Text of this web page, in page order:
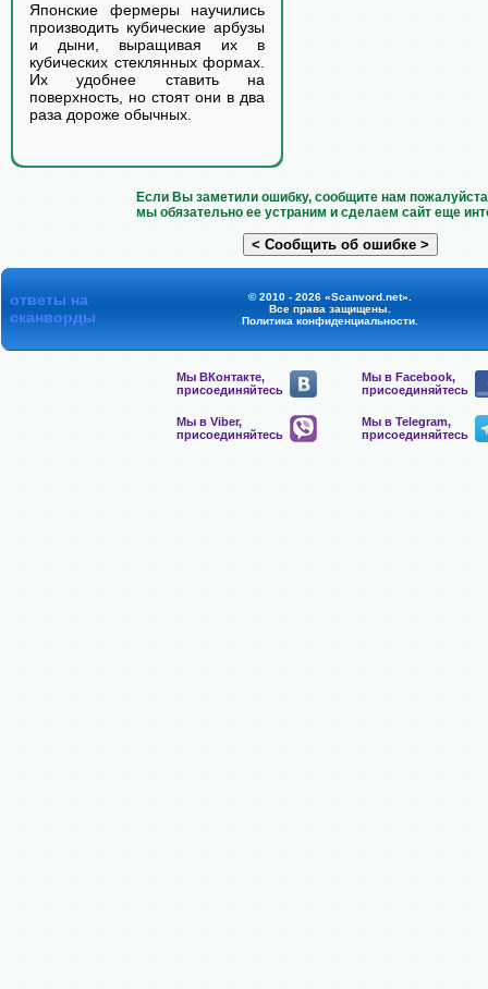
Японские фермеры научились
производить кубические арбузы
и дыни, выращивая их в
кубических стеклянных формах.
Их удобнее ставить на
поверхность, но стоят они в два
раза дороже обычных.
Если Вы заметили ошибку, сообщите нам
мы обязательно ее устраним и сделаем сайт еще
ответы на
сканворды
© 2010 - 2026 «Scanvord.net».
Все права защищены.
Политика конфиденциальности.
Мы ВКонтакте,
присоединяйтесь
Мы в Facebook,
присоединяйтесь
Мы в Viber,
присоединяйтесь
Мы в Telegram,
присоединяйтесь